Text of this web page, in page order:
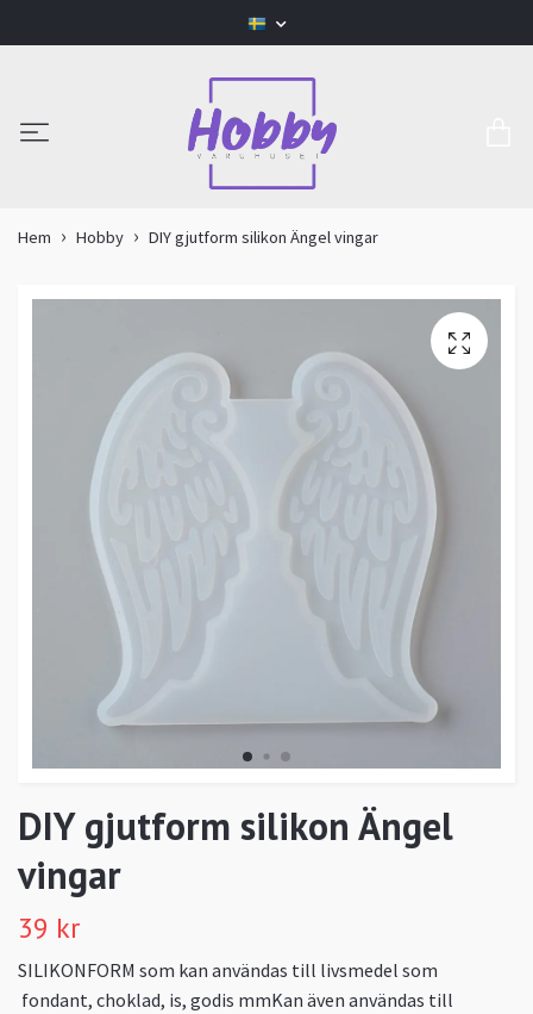
Hem Hobby DIY gjutform silikon Ängel vingar
DIY gjutform silikon Ängel
vingar
39 kr
SILIKONFORM som kan användas till livsmedel som
fondant, choklad, is, godis mmKan även användas till